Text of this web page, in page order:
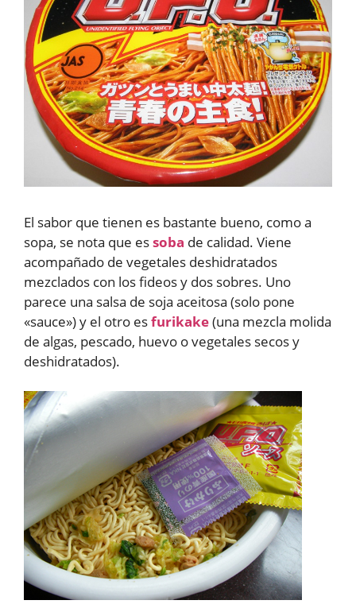
El sabor que tienen es bastante bueno, como a
sopa, se nota que essoba de calidad. Viene
acompañado de vegetales deshidratados
mezclados con los fideos y dos sobres. Uno
parece una salsa de soja aceitosa (solo pone
«sauce») y el otro esfurikake(una mezcla molida
de algas, pescado, huevo o vegetales secos y
deshidratados).